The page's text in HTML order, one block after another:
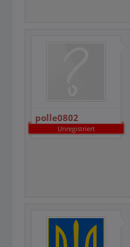
polle0802
Unregistriert